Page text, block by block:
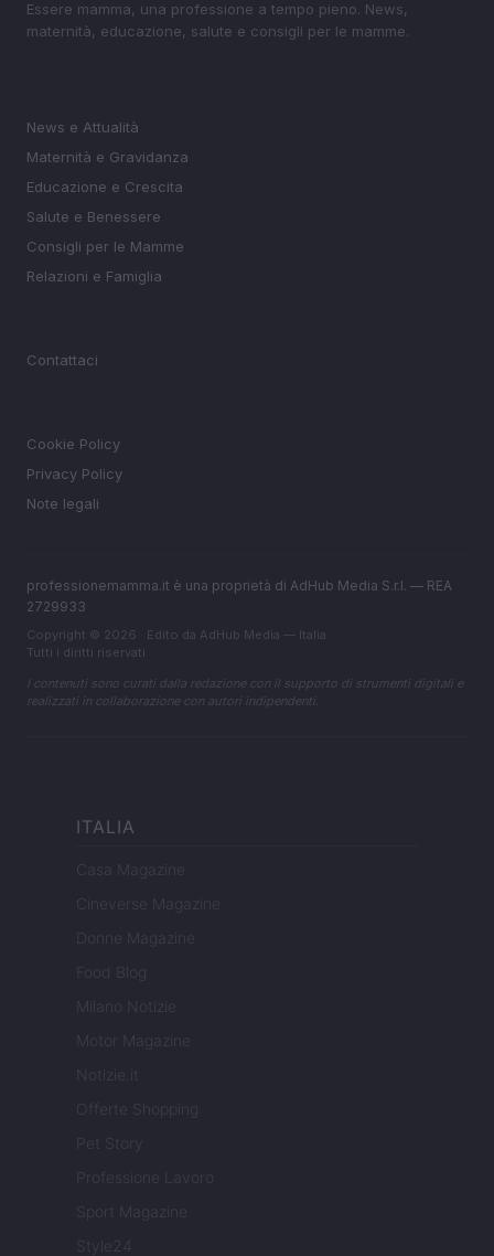
Essere mamma, una professione a tempo pieno. News,
maternità, educazione, salute e consigli per le mamme.
News e Attualità
Maternità e Gravidanza
Educazione e Crescita
Salute e Benessere
Consigli per le Mamme
Relazioni e Famiglia
Contattaci
Cookie Policy
Privacy Policy
Note legali
professionemamma.it è una proprietà di AdHub Media S.r.l. — REA
2729933
Copyright © 2026 · Edito da AdHub Media — Italia
Tutti i diritti riservati
I contenuti sono curati dalla redazione con il supporto di strumenti digitali e
realizzati in collaborazione con autori indipendenti.
ITALIA
Casa Magazine
Cineverse Magazine
Donne Magazine
Food Blog
Milano Notizie
Motor Magazine
Notizie.it
Offerte Shopping
Pet Story
Professione Lavoro
Sport Magazine
Style24